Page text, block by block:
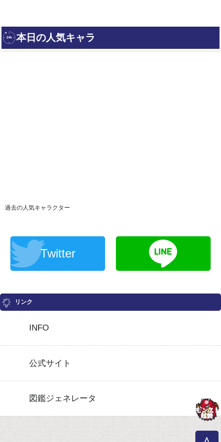
過去の人気キャラクター
Twitter
リンク
INFO
公式サイト
図鑑ジェネレータ